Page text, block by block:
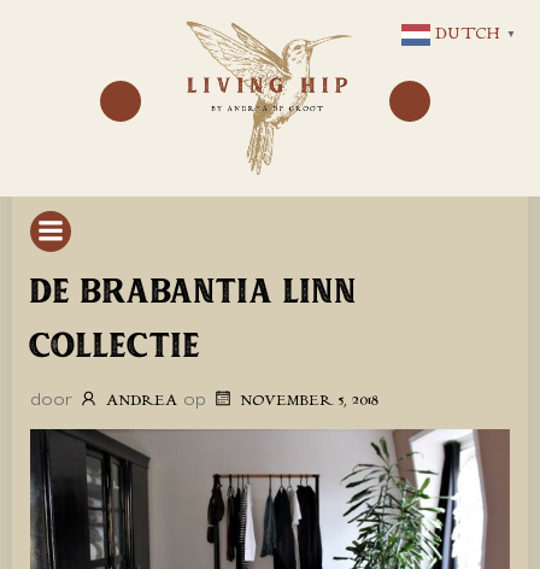
NAAR
DE
INHOUD
DE BRABANTIA LINN
COLLECTIE
door ANDREA op NOVEMBER 5, 2018
DUTCH ▼